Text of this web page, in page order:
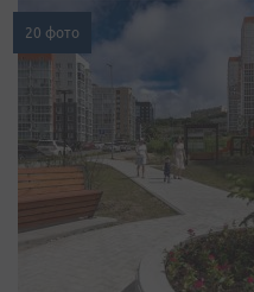
20 фото